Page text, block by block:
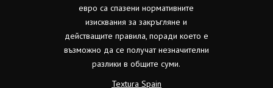
евро са спазени нормативните
изисквания за закръгляне и
действащите правила, поради което е
възможно да се получат незначителни
разлики в общите суми.
Textura Spain